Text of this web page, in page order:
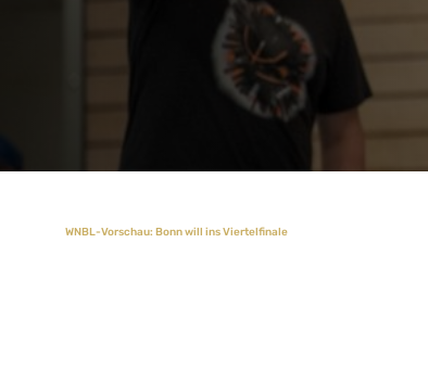
WNBL-Vorschau: Bonn will ins Viertelfinale